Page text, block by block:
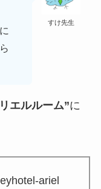
すけ先生
エルルーム”に
ariel